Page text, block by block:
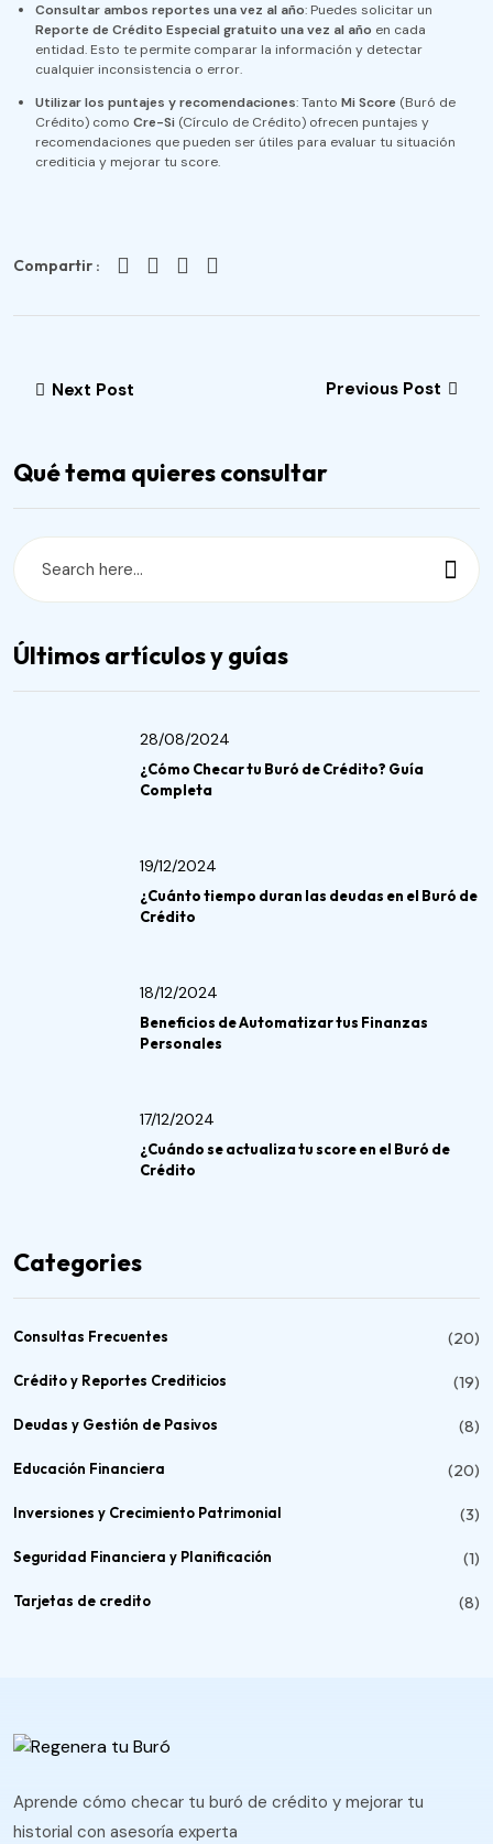
Consultar ambos reportes una vez al año: Puedes solicitar un
Reporte de Crédito Especial gratuito una vez al año en cada
entidad. Esto te permite comparar la información y detectar
cualquier inconsistencia o error.
Utilizar los puntajes y recomendaciones: Tanto Mi Score (Buró de
Crédito) como Cre-Si (Círculo de Crédito) ofrecen puntajes y
recomendaciones que pueden ser útiles para evaluar tu situación
crediticia y mejorar tu score.
Compartir :
Next Post Previous Post
Qué tema quieres consultar
Últimos artículos y guías
28/08/2024
¿Cómo Checar tu Buró de Crédito? Guía
Completa
19/12/2024
¿Cuánto tiempo duran las deudas en el Buró de
Crédito
18/12/2024
Beneficios de Automatizar tus Finanzas
Personales
17/12/2024
¿Cuándo se actualiza tu score en el Buró de
Crédito
Categories
Consultas Frecuentes (20)
Crédito y Reportes Crediticios (19)
Deudas y Gestión de Pasivos (8)
Educación Financiera (20)
Inversiones y Crecimiento Patrimonial (3)
Seguridad Financiera y Planificación (1)
Tarjetas de credito (8)
Aprende cómo checar tu buró de crédito y mejorar tu
historial con asesoría experta